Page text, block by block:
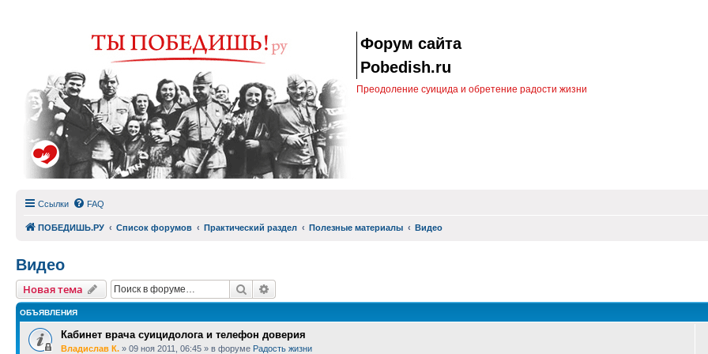
Форум сайта
Pobedish.ru
Преодоление суицида и обретение радости жизни
Ссылки FAQ
ПОБЕДИШЬ.РУ Список форумов Практический раздел Полезные материалы Видео
Видео
Новая тема Поиск
ОБЪЯВЛЕНИЯ
Кабинет врача суицидолога и телефон доверия
Владислав К. » 09 ноя 2011, 06:45 » в форуме Радость жизни